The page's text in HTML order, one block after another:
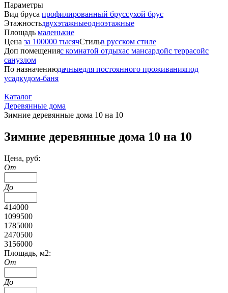
Параметры
Вид бруса профилированный бруссухой брус
Этажностьдвухэтажныеодноэтажные
Площадь маленькие
Цена за 100000 тысячСтильв русском стиле
Доп помещенияс комнатой отдыхас мансардойс террасойс
санузлом
По назначениюдачныедля постоянного проживанияпод
усадкудом-баня
Каталог
Деревянные дома
Зимние деревянные дома 10 на 10
Зимние деревянные дома 10 на 10
Цена, руб:
От
До
414000
1099500
1785000
2470500
3156000
Площадь, м2:
От
До